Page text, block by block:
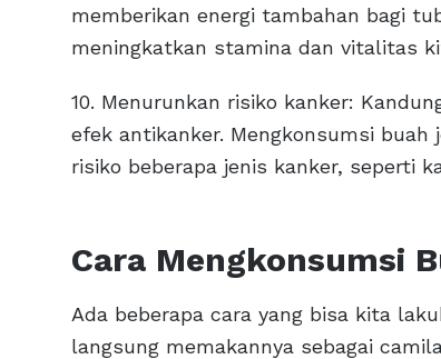
memberikan energi tambahan bagi
meningkatkan stamina dan vitalitas
10. Menurunkan risiko kanker:
efek antikanker. Mengkonsumsi
risiko beberapa jenis kanker, seperti
Cara Mengkonsumsi
Ada beberapa cara yang bisa kita
langsung memakannya sebagai